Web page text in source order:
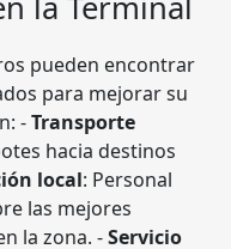
pueden encontrar
para mejorar su
-Transporte
hacia destinos
local: Personal
las mejores
la zona. -Servicio